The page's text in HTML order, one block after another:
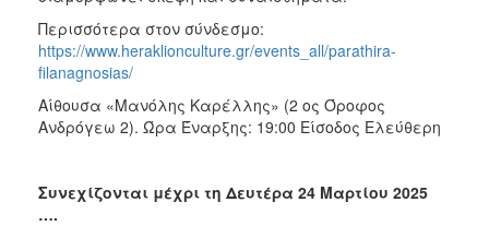
Περισσότερα στον σύνδεσμο:
https://www.heraklionculture.gr/events_all/parathira-
filanagnosias/
Αίθουσα «Μανόλης Καρέλλης» (2 ος Όροφος
Ανδρόγεω 2). Ώρα Έναρξης: 19:00 Είσοδος Ελεύθερη
Συνεχίζονται μέχρι τη Δευτέρα 24 Μαρτίου 2025
….